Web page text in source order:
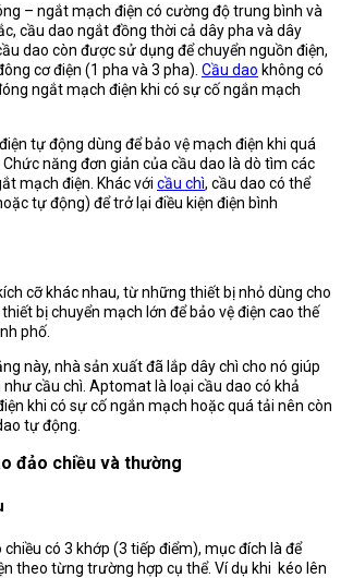
– ngắt mạch điện có cường độ trung bình và
cầu dao ngắt đồng thời cả dây pha và dây
dao còn được sử dụng để chuyển nguồn điện,
cơ điện (1 pha và 3 pha). Cầu dao không có
ngắtmạch điện khi có sự cố ngắn mạch
tự động dùng để bảo vệ mạch điện khi quá
năng đơn giản của cầu dao là dò tìm các
mạch điện. Khác với cầu chì, cầu dao có thể
tự động) để trở lại điều kiện điện bình
cỡ khác nhau, từ những thiết bị nhỏ dùng cho
bị chuyển mạch lớn để bảo vệ điện cao thế
phố.
này, nhà sản xuất đã lắp dây chì cho nó giúp
như cầu chì. Aptomat là loại cầu dao có khả
khi có sự cố ngắn mạch hoặc quá tải nên còn
tự động.
đảo chiều và thường
chiều có 3 khớp (3 tiếp điểm), mục đích là để
theo từng trường hợp cụ thể. Ví dụ khi kéo lên